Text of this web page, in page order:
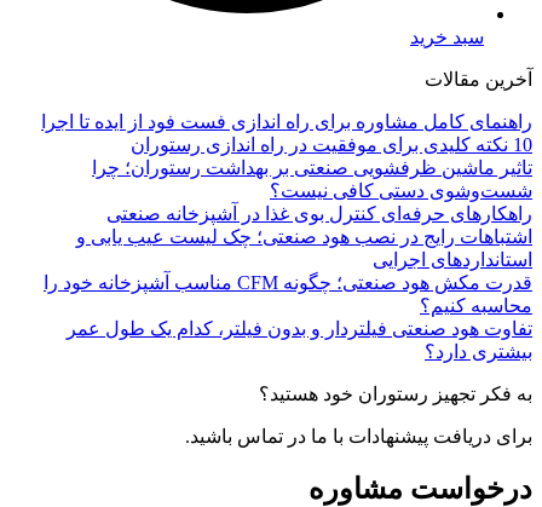
سبد خرید
آخرین مقالات
راهنمای کامل مشاوره برای راه اندازی فست فود از ایده تا اجرا
10 نکته کلیدی برای موفقیت در راه اندازی رستوران
تاثیر ماشین ظرفشویی صنعتی بر بهداشت رستوران؛ چرا
شست‌وشوی دستی کافی نیست؟
راهکارهای حرفه‌ای کنترل بوی غذا در آشپزخانه صنعتی
اشتباهات رایج در نصب هود صنعتی؛ چک لیست عیب یابی و
استانداردهای اجرایی
قدرت مکش هود صنعتی؛ چگونه CFM مناسب آشپزخانه خود را
محاسبه کنیم؟
تفاوت هود صنعتی فیلتردار و بدون فیلتر، کدام یک طول عمر
بیشتری دارد؟
به فکر تجهیز رستوران خود هستید؟
برای دریافت پیشنهادات با ما در تماس باشید.
درخواست مشاوره